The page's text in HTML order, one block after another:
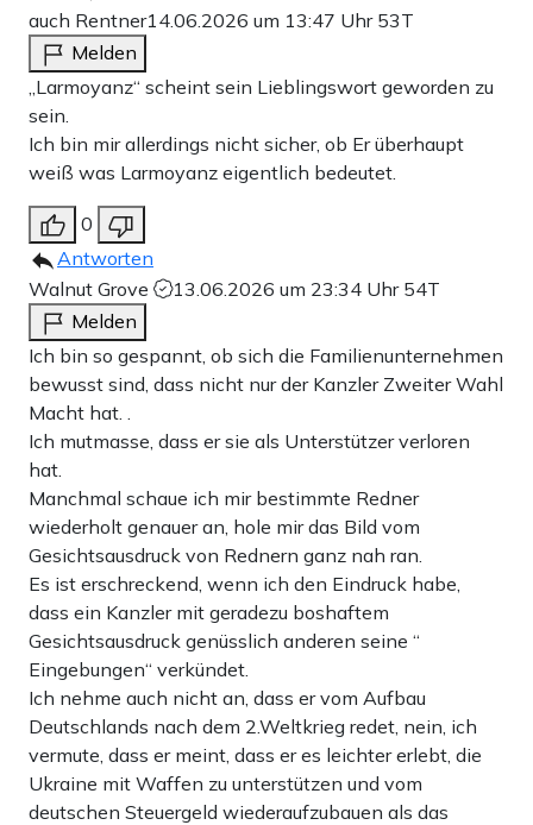
auch Rentner14.06.2026 um 13:47 Uhr 53T
Melden
„Larmoyanz“ scheint sein Lieblingswort geworden zu
sein.
Ich bin mir allerdings nicht sicher, ob Er überhaupt
weiß was Larmoyanz eigentlich bedeutet.
0
Antworten
Walnut Grove
13.06.2026 um 23:34 Uhr 54T
Melden
Ich bin so gespannt, ob sich die Familienunternehmen
bewusst sind, dass nicht nur der Kanzler Zweiter Wahl
Macht hat. .
Ich mutmasse, dass er sie als Unterstützer verloren
hat.
Manchmal schaue ich mir bestimmte Redner
wiederholt genauer an, hole mir das Bild vom
Gesichtsausdruck von Rednern ganz nah ran.
Es ist erschreckend, wenn ich den Eindruck habe,
dass ein Kanzler mit geradezu boshaftem
Gesichtsausdruck genüsslich anderen seine “
Eingebungen“ verkündet.
Ich nehme auch nicht an, dass er vom Aufbau
Deutschlands nach dem 2.Weltkrieg redet, nein, ich
vermute, dass er meint, dass er es leichter erlebt, die
Ukraine mit Waffen zu unterstützen und vom
deutschen Steuergeld wiederaufzubauen als das